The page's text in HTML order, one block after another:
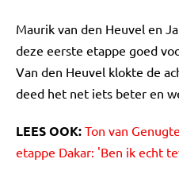
Maurik van den Heuvel en
deze eerste etappe goed
Van den Heuvel klokte de
deed het net iets beter en
LEES OOK: Ton van
etappe Dakar: 'Ben ik echt